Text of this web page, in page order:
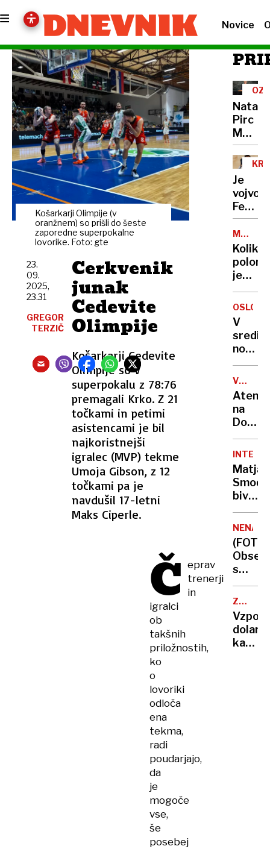
Novice
Košarkarji Olimpije (v
oranžnem) so prišli do šeste
zaporedne superpokalne
lovorike. Foto: gte
Cerkvenik
junak
Cedevite
Olimpije
Košarkarji Cedevite
Olimpije so v
superpokalu z 78:76
premagali Krko. Z 21
točkami in petimi
asistencami je bil
najkoristnejši
igralec (MVP) tekme
Umoja Gibson, z 12
točkami pa je
navdušil 17-letni
Maks Ciperle.
23.
09.
2025,
23.31
GREGOR
TERZIČ
Č eprav
trenerji
in
igralci
ob
takšnih
priložnostih,
ko
o
lovoriki
odloča
ena
tekma,
radi
poudarjajo,
da
je
mogoče
vse,
še
posebej
Nataša
Pirc
Musar
v
OZN:
Če
skupaj,
nas
morejo
niti
najbolj
vlade
Je
Fergie
lagala
o
MARK
Koliko
je
dovolj,
da
nisi
več
genij?
OSLO
V
V
VSEH
TOČKAH
na
Porota
Ryana
Routha
za
Matjaž
bivši
zdaj
pice
so
velik
hit
(FOTO)
s
v
slogu
ZDA
Vzpon
kako